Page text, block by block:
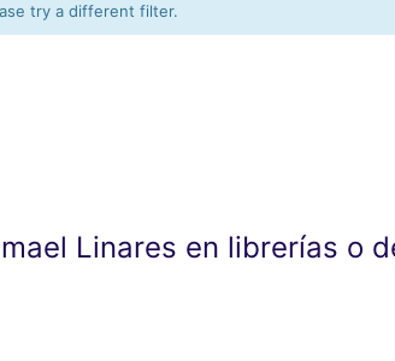
try a different filter.
Linares en librerías o